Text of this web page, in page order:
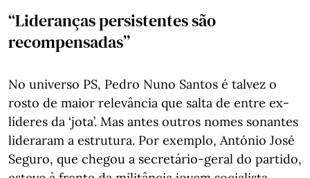
“Lideranças persistentes são
recompensadas”
No universo PS, Pedro Nuno Santos é talvez o
rosto de maior relevância que salta de entre ex-
líderes da ‘jota’. Mas antes outros nomes sonantes
lideraram a estrutura. Por exemplo, António José
Seguro, que chegou a secretário-geral do partido,